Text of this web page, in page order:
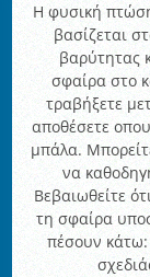
Η φυσική
βασίζεται
βαρύτητας
σφαίρα στο
τραβήξετε
αποθέσετε
μπάλα.
να
Βεβαιωθείτε
τη σφαίρα
πέσουν κάτω: